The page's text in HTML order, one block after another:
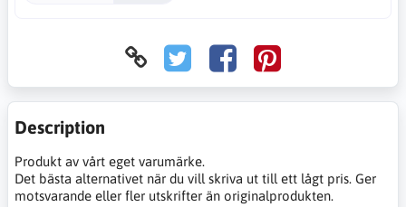
Description
Produkt av vårt eget varumärke.
Det bästa alternativet när du vill skriva ut till ett lågt pris. Ger
motsvarande eller fler utskrifter än originalprodukten.